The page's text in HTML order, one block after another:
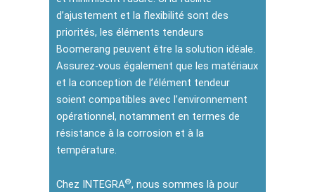
d’ajustement et la flexibilité sont des
priorités, les éléments tendeurs
Boomerang peuvent être la solution idéale.
Assurez-vous également que les matériaux
et la conception de l’élément tendeur
soient compatibles avec l’environnement
opérationnel, notamment en termes de
résistance à la corrosion et à la
température.
Chez INTEGRA®, nous sommes là pour